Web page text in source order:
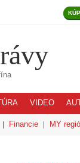
VIDEO
Financie MY